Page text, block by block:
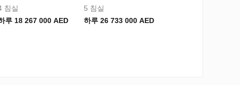
침실
루 18 267 000 AED
5 침실
하루 26 733 000 AED